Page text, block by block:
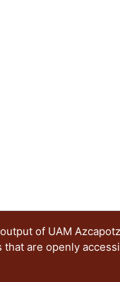
of UAM
are openly